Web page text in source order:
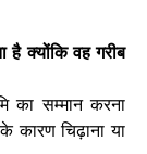
है क्योंकि वह गरीब
का सम्मान करना
चिढ़ाना या